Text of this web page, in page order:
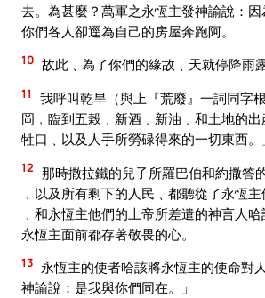
去。為甚麼？萬軍之永恆主發神諭說：
你們各人卻逕為自己的房屋奔跑阿。
10 故此﹑為了你們的緣故﹑天就停降雨
11
我呼叫乾旱（與上『荒廢』一詞同字
岡﹐臨到五榖﹑新酒﹑新油﹑和土地的出
牲口﹑以及人手所勞碌得來的一切東西。
12 那時撒拉鐵的兒子所羅巴伯和約撒答
﹑以及所有剩下的人民﹑都聽從了永恆
﹑和永恆主他們的上帝所差遣的神言人
永恆主面前都存著敬畏的心。
13 永恆主的使者哈該將永恆主的使命對
神諭說：是我與你們同在。」